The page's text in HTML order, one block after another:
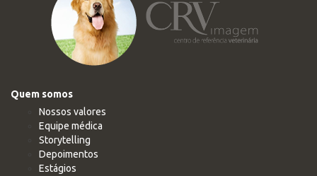
Quem somos
Nossos valores
Equipe médica
Storytelling
Depoimentos
Estágios